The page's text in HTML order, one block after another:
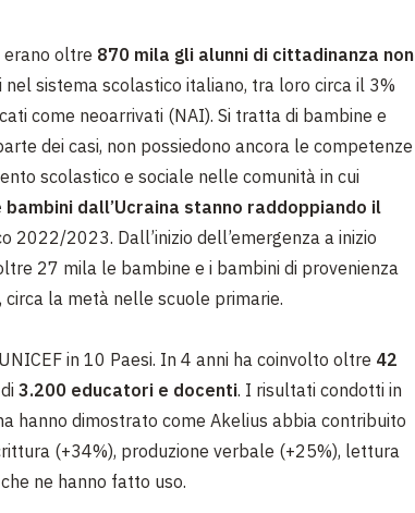
oltre 870 mila gli alunni di cittadinanza non
sistema scolastico italiano, tra loro circa il 3%
come neoarrivati (NAI). Si tratta di bambine e
dei casi, non possiedono ancora le competenze
scolastico e sociale nelle comunità in cui
bambini dall’Ucraina stanno raddoppiando il
2022/2023. Dall’inizio dell’emergenza a inizio
27 mila le bambine e i bambini di provenienza
la metà nelle scuole primarie.
in 10 Paesi. In 4 anni ha coinvolto oltre 42
3.200 educatori e docenti. I risultati condotti in
hanno dimostrato come Akelius abbia contribuito
(+34%), produzione verbale (+25%), lettura
ne hanno fatto uso.